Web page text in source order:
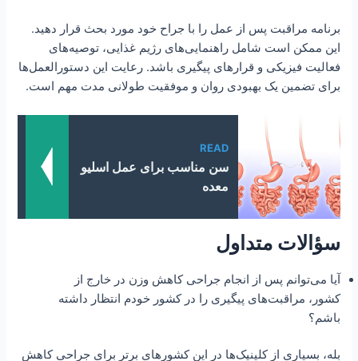
برنامه مراقبت پس از عمل را با جراح خود مورد بحث قرار دهید.
این ممکن است شامل راهنمایی‌های رژیم غذایی، توصیه‌های
فعالیت فیزیکی و قرارهای پیگیری باشد. رعایت این دستورالعمل‌ها
برای تضمین یک بهبودی روان و موفقیت طولانی مدت مهم است.
READ
سن مناسب برای عمل اسلیو
معده
سؤالات متداول
آیا می‌توانم پس از انجام جراحی کاهش وزن در خارج از
کشور، مراقبت‌های پیگیری را در کشور خودم انتظار داشته
باشم؟
بله، بسیاری از کلینیک‌ها در این کشورهای برتر برای جراحی کاهش